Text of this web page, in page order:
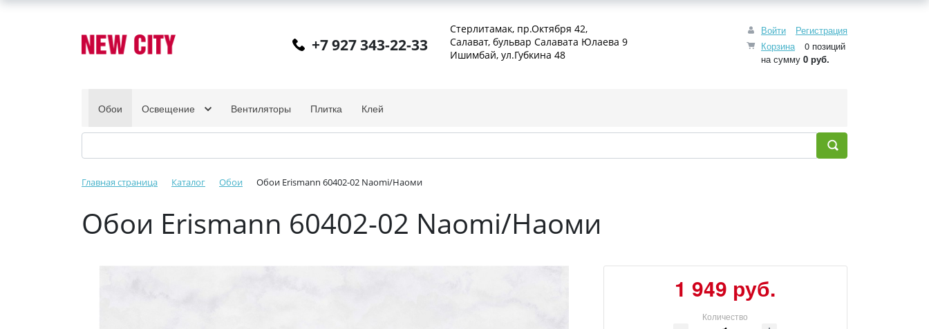
Войти
Регистрация
Корзина
0 позиций
на сумму 0 руб.
+7 927 343-22-33
Стерлитамак, пр.Октября 42,
Салават, бульвар Салавата Юлаева 9
Ишимбай, ул.Губкина 48
Обои Освещение Вентиляторы Плитка Клей
Главная страница Каталог Обои Обои Erismann 60402-02 Naomi/Наоми
Обои Erismann 60402-02 Naomi/Наоми
1 949 руб.
Количество